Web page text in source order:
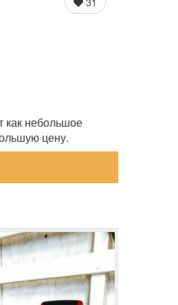
как небольшое
цену.